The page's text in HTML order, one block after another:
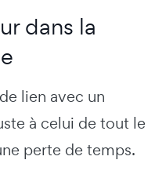
dans la
lien avec un
à celui de tout le
perte de temps.